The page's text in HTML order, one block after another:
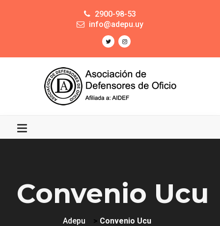
2900-98-53
info@adepu.uy
Convenio Ucu
Adepu > Convenio Ucu